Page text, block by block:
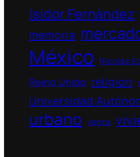
Isidor Fernàndez
memoria
México Nicolás
Reino Unido religion
Universidad
urbano venta